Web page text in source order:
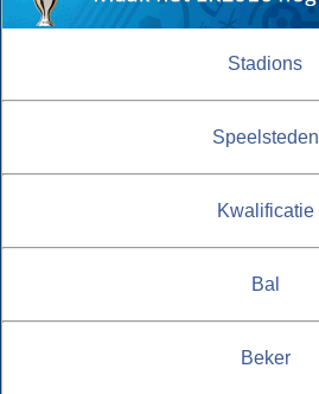
Stadions
Speelsteden
Kwalificatie
Bal
Beker